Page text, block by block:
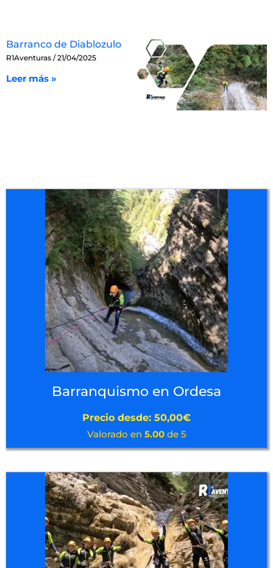
Barranco de Diablozulo
R1Aventuras 21/04/2025
Leer más »
Barranquismo en Ordesa
Precio desde: 50,00€
Valorado en 5.00de 5